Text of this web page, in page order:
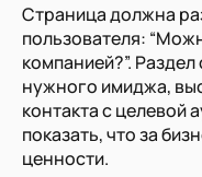
Страница должна
пользователя:
компанией?”.
нужного имиджа,
контакта с целевой
показать, что за
ценности.